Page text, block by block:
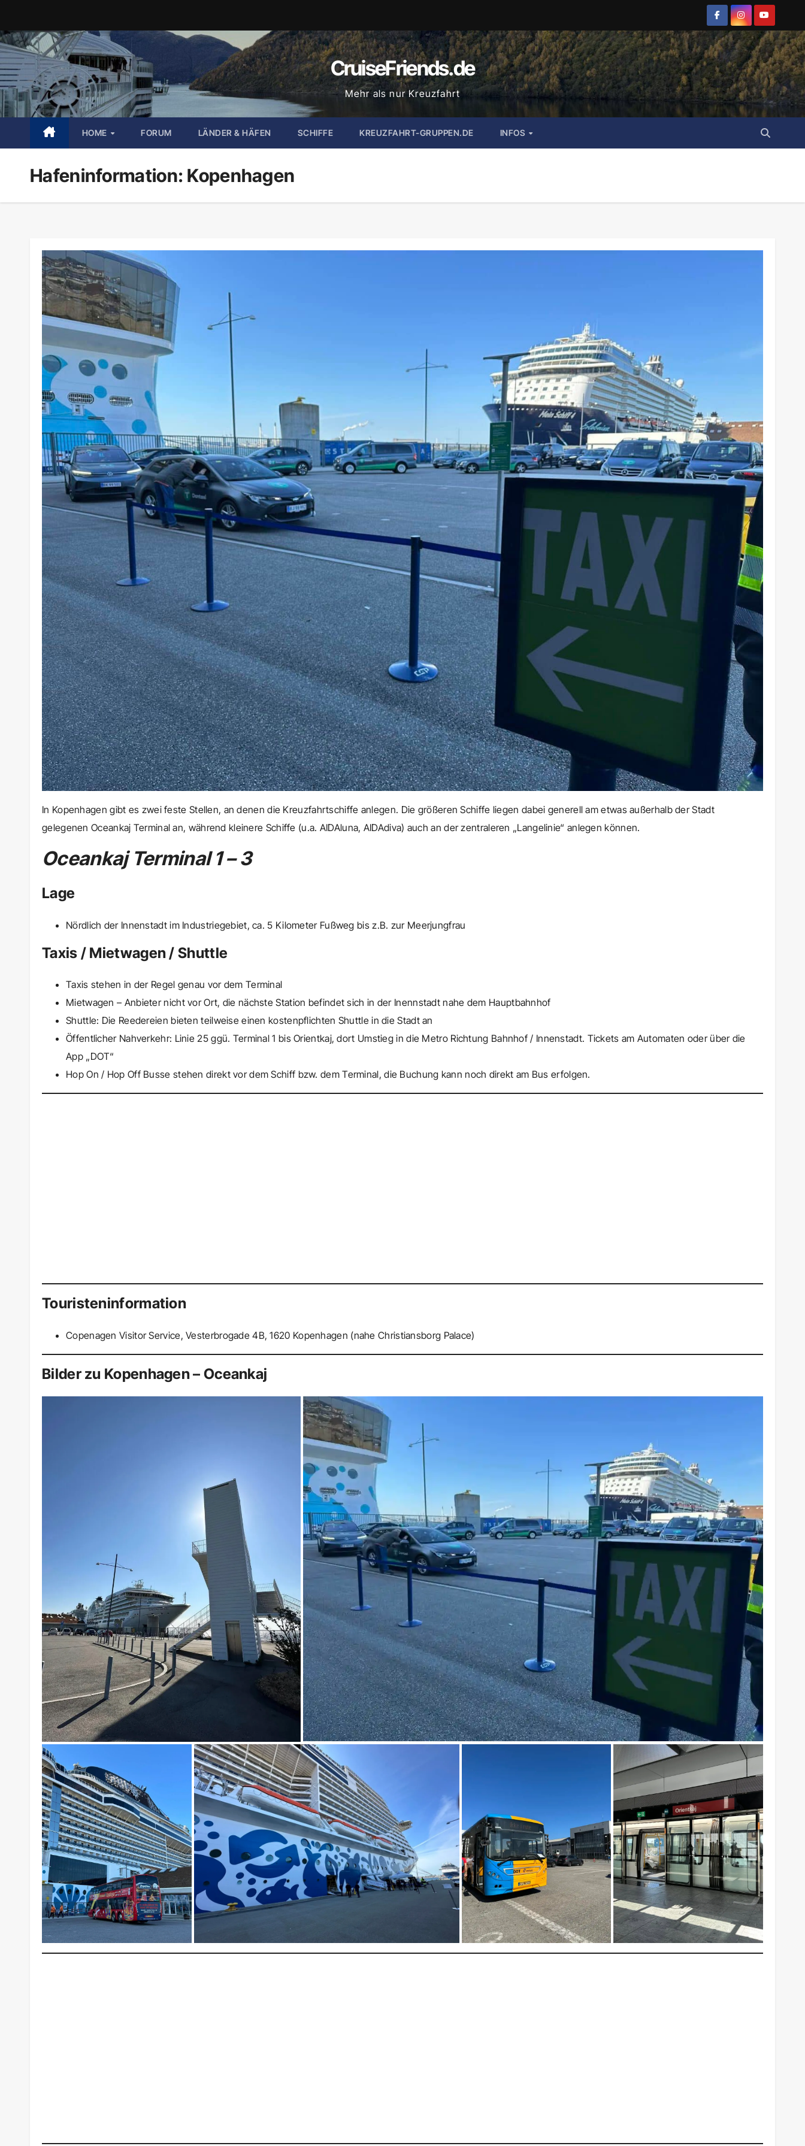
springen
CruiseFriends.de
Mehr als nur Kreuzfahrt
HOME FORUM LÄNDER & HÄFEN SCHIFFE KREUZFAHRT-GRUPPEN.DE INFOS
Hafeninformation: Kopenhagen
In Kopenhagen gibt es zwei feste Stellen, an denen die Kreuzfahrtschiffe anlegen. Die größeren Schiffe liegen dabei generell am etwas außerhalb der Stadt
gelegenen Oceankaj Terminal an, während kleinere Schiffe (u.a. AIDAluna, AIDAdiva) auch an der zentraleren „Langelinie“ anlegen können.
Oceankaj Terminal 1 – 3
Lage
Nördlich der Innenstadt im Industriegebiet, ca. 5 Kilometer Fußweg bis z.B. zur Meerjungfrau
Taxis / Mietwagen / Shuttle
Taxis stehen in der Regel genau vor dem Terminal
Mietwagen – Anbieter nicht vor Ort, die nächste Station befindet sich in der Inennstadt nahe dem Hauptbahnhof
Shuttle: Die Reedereien bieten teilweise einen kostenpflichten Shuttle in die Stadt an
Öffentlicher Nahverkehr: Linie 25 ggü. Terminal 1 bis Orientkaj, dort Umstieg in die Metro Richtung Bahnhof / Innenstadt. Tickets am Automaten oder über die
App „DOT“
Hop On / Hop Off Busse stehen direkt vor dem Schiff bzw. dem Terminal, die Buchung kann noch direkt am Bus erfolgen.
Touristeninformation
Copenagen Visitor Service, Vesterbrogade 4B, 1620 Kopenhagen (nahe Christiansborg Palace)
Bilder zu Kopenhagen – Oceankaj